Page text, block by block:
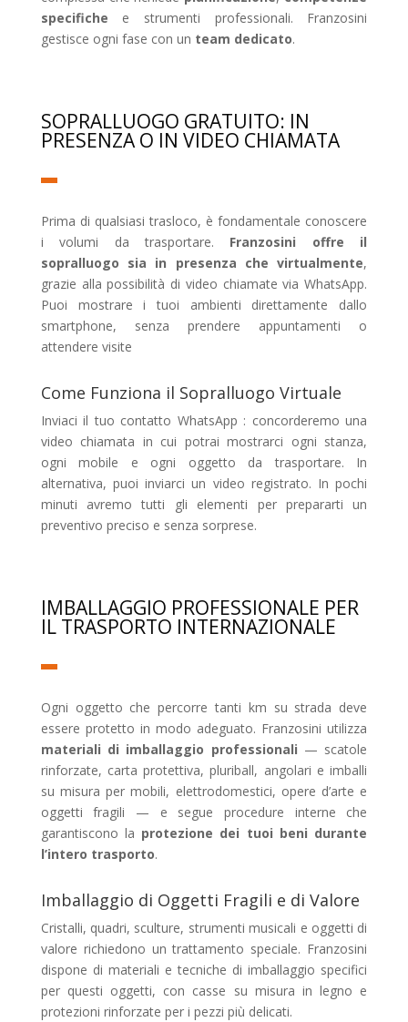
specifiche e strumenti professionali. Franzosini
gestisce ogni fase con un team dedicato.
SOPRALLUOGO GRATUITO: IN
PRESENZA O IN VIDEO CHIAMATA
Prima di qualsiasi trasloco, è fondamentale conoscere
i volumi da trasportare. Franzosini offre il
sopralluogo sia in presenza che virtualmente,
grazie alla possibilità di video chiamate via WhatsApp.
Puoi mostrare i tuoi ambienti direttamente dallo
smartphone, senza prendere appuntamenti o
attendere visite
Come Funziona il Sopralluogo Virtuale
Inviaci il tuo contatto WhatsApp : concorderemo una
video chiamata in cui potrai mostrarci ogni stanza,
ogni mobile e ogni oggetto da trasportare. In
alternativa, puoi inviarci un video registrato. In pochi
minuti avremo tutti gli elementi per prepararti un
preventivo preciso e senza sorprese.
IMBALLAGGIO PROFESSIONALE PER
IL TRASPORTO INTERNAZIONALE
Ogni oggetto che percorre tanti km su strada deve
essere protetto in modo adeguato. Franzosini utilizza
materiali di imballaggio professionali — scatole
rinforzate, carta protettiva, pluriball, angolari e imballi
su misura per mobili, elettrodomestici, opere d’arte e
oggetti fragili — e segue procedure interne che
garantiscono la protezione dei tuoi beni durante
l’intero trasporto.
Imballaggio di Oggetti Fragili e di Valore
Cristalli, quadri, sculture, strumenti musicali e oggetti di
valore richiedono un trattamento speciale. Franzosini
dispone di materiali e tecniche di imballaggio specifici
per questi oggetti, con casse su misura in legno e
protezioni rinforzate per i pezzi più delicati.